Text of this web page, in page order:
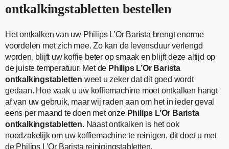
ontkalkingstabletten bestellen
Het ontkalken van uw Philips L’Or Barista brengt enorme
voordelen met zich mee. Zo kan de levensduur verlengd
worden, blijft uw koffie beter op smaak en blijft deze altijd op
de juiste temperatuur. Met de Philips L’Or Barista
ontkalkingstabletten weet u zeker dat dit goed wordt
gedaan. Hoe vaak u uw koffiemachine moet ontkalken hangt
af van uw gebruik, maar wij raden aan om het in ieder geval
eens per maand te doen met onze Philips L’Or Barista
ontkalkingstabletten. Naast ontkalken is het ook
noodzakelijk om uw koffiemachine te reinigen, dit doet u met
de Philips L’Or Barista reinigingstabletten.